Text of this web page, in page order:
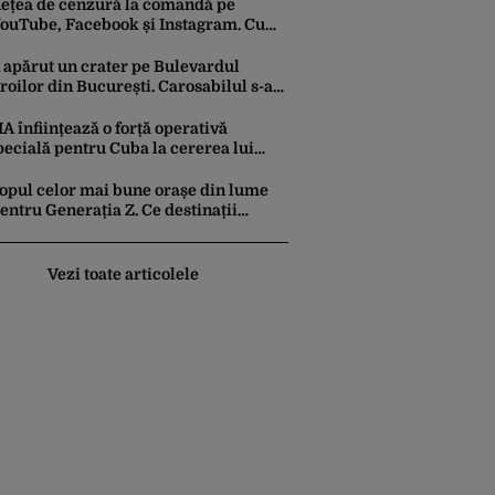
de cenzură la comandă pe
Facebook și Instagram. Cum
de presă de pe social
apărut un crater pe Bulevardul
din București. Carosabilul s-a
înființează o forță operativă
pentru Cuba la cererea lui
de China, Iran și Rusia
celor mai bune orașe din lume
Generația Z. Ce destinații
Vezi toate articolele